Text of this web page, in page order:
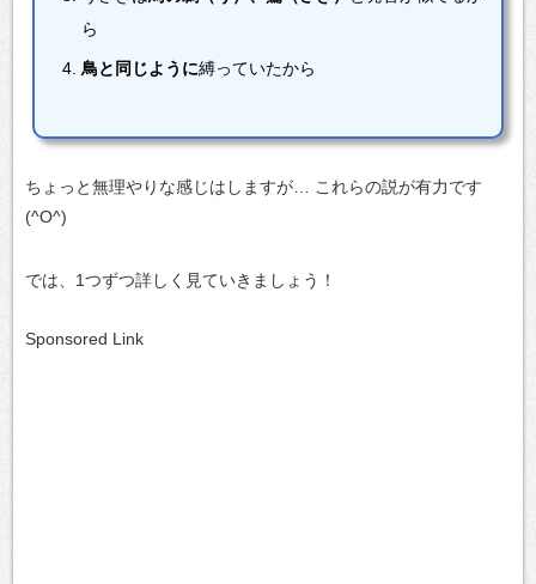
ら
鳥と同じように縛っていたから
ちょっと無理やりな感じはしますが…
これらの説が有力です
(^O^)
では、1つずつ詳しく見ていきましょう！
Sponsored Link